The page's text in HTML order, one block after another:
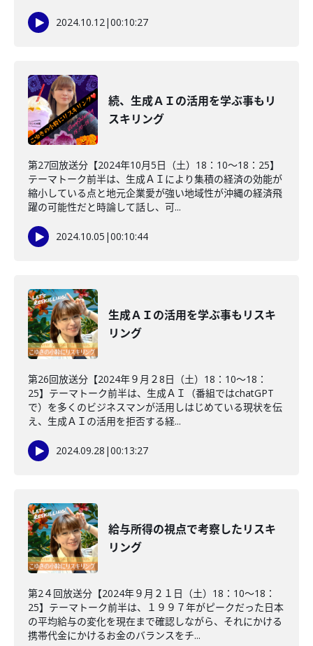
2024.10.12|00:10:27
続、生成ＡＩの活用を学ぶ事もリ
スキリング
第27回放送分【2024年10月5日（土）18：10～18：25】
テーマトーク前半は、生成ＡＩにより集積の経済の効能が
縮小している点と地元企業愛が強い地域性が沖縄の経済飛
躍の可能性だと時論して話し、可...
2024.10.05 |00:10:44
生成ＡＩの活用を学ぶ事もリスキ
リング
第26回放送分【2024年９月２8日（土）18：10～18：
25】テーマトーク前半は、生成ＡＩ（番組ではchatGPT
で）を多くのビジネスマンが活用しはじめている現状を伝
え、生成ＡＩの活用を拒否する経...
2024.09.28 |00:13:27
給与所得の視点で考察したリスキ
リング
第2４回放送分【2024年９月２１日（土）18：10～18：
25】テーマトーク前半は、１９９７年がピークだった日本
の平均給与の変化を現在まで確認しながら、それにかける
携帯代金にかけるお金のバランスをチ...